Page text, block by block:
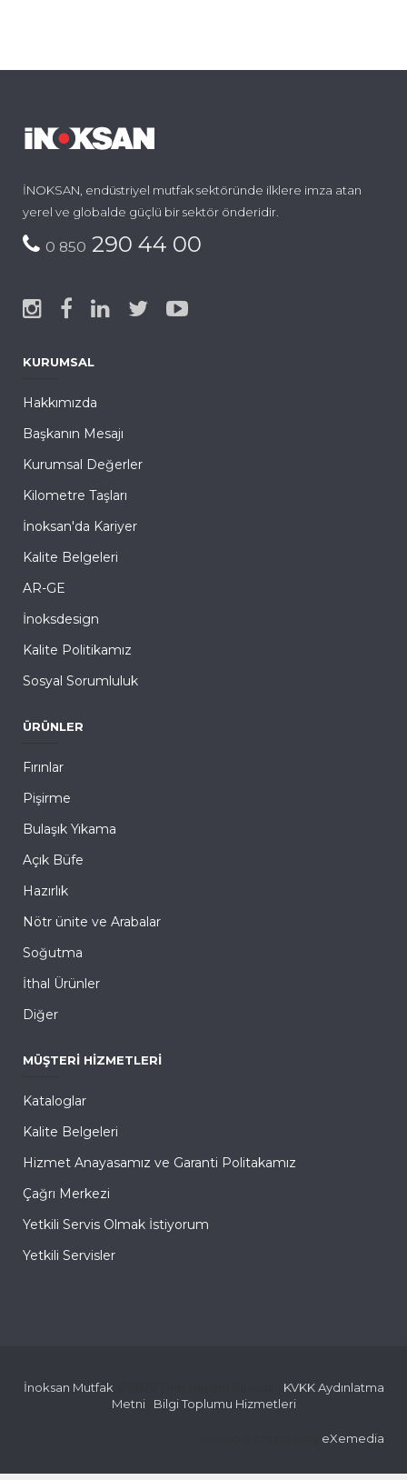
İNOKSAN, endüstriyel mutfak sektöründe ilklere imza atan
yerel ve globalde güçlü bir sektör önderidir.
0 850 290 44 00
KURUMSAL
Hakkımızda
Başkanın Mesajı
Kurumsal Değerler
Kilometre Taşları
İnoksan'da Kariyer
Kalite Belgeleri
AR-GE
İnoksdesign
Kalite Politikamız
Sosyal Sorumluluk
ÜRÜNLER
Fırınlar
Pişirme
Bulaşık Yıkama
Açık Büfe
Hazırlık
Nötr ünite ve Arabalar
Soğutma
İthal Ürünler
Diğer
MÜŞTERI HIZMETLERI
Kataloglar
Kalite Belgeleri
Hizmet Anayasamız ve Garanti Politakamız
Çağrı Merkezi
Yetkili Servis Olmak İstiyorum
Yetkili Servisler
İnoksan Mutfak
KVKK Aydınlatma
Metni| Bilgi Toplumu Hizmetleri
eXemedia